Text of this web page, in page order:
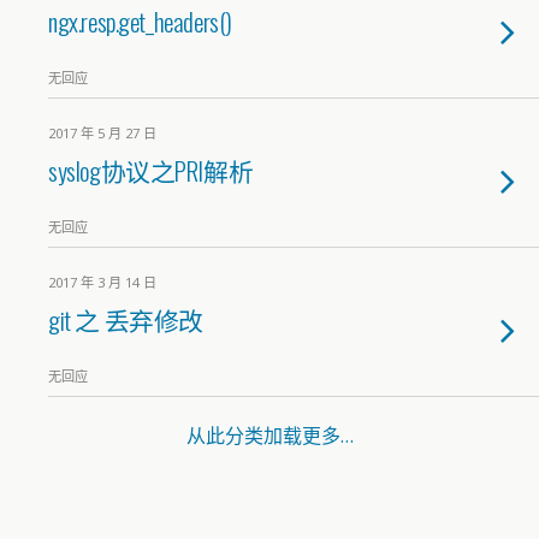
ngx.resp.get_headers()
无回应
2017 年 5 月 27 日
syslog协议之PRI解析
无回应
2017 年 3 月 14 日
git 之 丢弃修改
无回应
从此分类加载更多…